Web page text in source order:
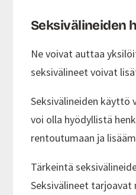
Seksivälineiden
Ne voivat auttaa
seksivälineet voivat
Seksivälineiden käyttö
voi olla hyödyllistä
rentoutumaan ja
Tärkeintä
Seksivälineet tarjoavat